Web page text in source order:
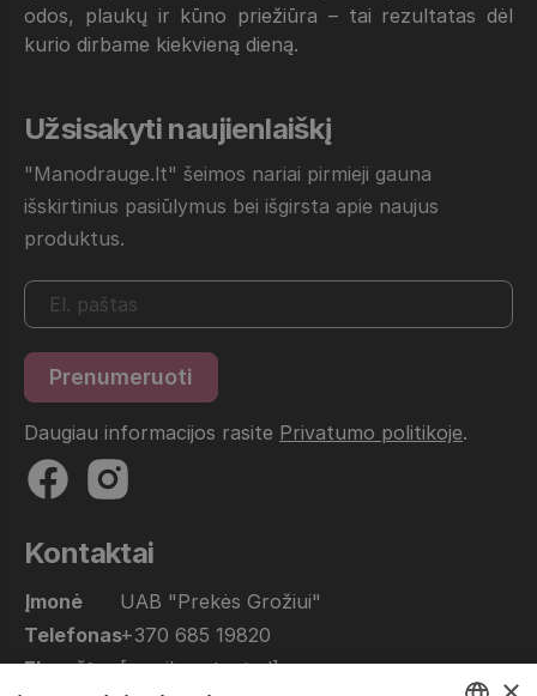
odos, plaukų ir kūno priežiūra – tai rezultatas dėl
kurio dirbame kiekvieną dieną.
Užsisakyti naujienlaiškį
"Manodrauge.lt" šeimos nariai pirmieji gauna
išskirtinius pasiūlymus bei išgirsta apie naujus
produktus.
Daugiau informacijos rasite Privatumo politikoje.
Kontaktai
Įmonė
UAB "Prekės Grožiui"
Telefonas+370 685 19820
El. paštas[email protected]